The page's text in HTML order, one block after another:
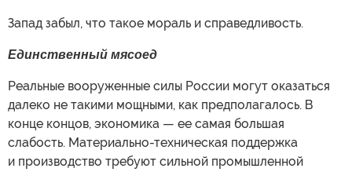
Запад забыл, что такое мораль и справедливость.
Единственный мясоед
Реальные вооруженные силы России могут оказаться
далеко не такими мощными, как предполагалось. В
конце концов, экономика — ее самая большая
слабость. Материально-техническая поддержка
и производство требуют сильной промышленной